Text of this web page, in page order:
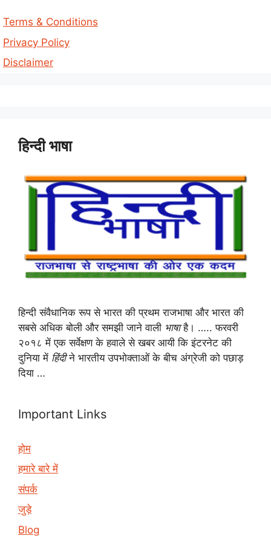
Terms & Conditions
Privacy Policy
Disclaimer
हिन्दी भाषा
हिन्दी संवैधानिक रूप से भारत की प्रथम राजभाषा और भारत की
सबसे अधिक बोली और समझी जाने वाली भाषाहै। ….. फरवरी
२०१८ में एक सर्वेक्षण के हवाले से खबर आयी कि इंटरनेट की
दुनिया में हिंदीने भारतीय उपभोक्ताओं के बीच अंग्रेजी को पछाड़
दिया …
Important Links
होम
हमारे बारे में
संपर्क
जुड़े
Blog